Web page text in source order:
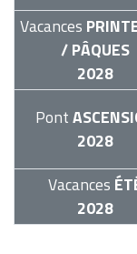
Vacances
/ PÂQUES
2028
Pont
2028
Vacances
2028